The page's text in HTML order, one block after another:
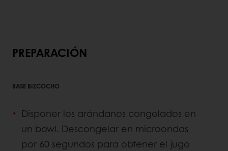
PREPARACIÓN
BASE BIZCOCHO
Disponer los arándanos congelados en
un bowl. Descongelar en microondas
por 60 segundos para obtener el jugo